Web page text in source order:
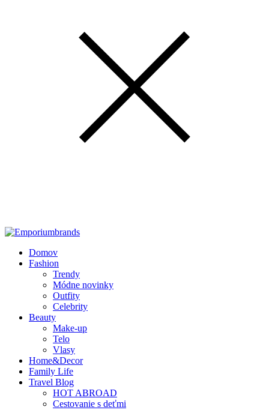
Domov
Fashion
Trendy
Módne novinky
Outfity
Celebrity
Beauty
Make-up
Telo
Vlasy
Home&Decor
Family Life
Travel Blog
HOT ABROAD
Cestovanie s deťmi